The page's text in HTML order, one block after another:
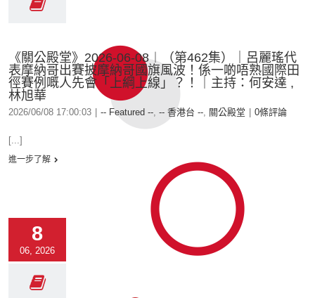
《關公殿堂》2026-06-08︱（第462集）｜呂麗瑤代
表摩納哥出賽披摩納哥國旗風波！係一啲唔熟國際田
徑賽例嘅人先會「上綱上線」？！｜主持：何安達 ,
林旭華
2026/06/08 17:00:03 -- Featured --, -- 香港台 --, 關公殿堂 0條評論
[...]
進一步了解
8
06, 2026